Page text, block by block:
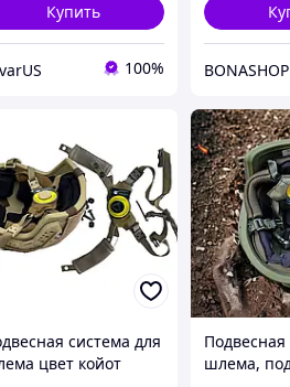
Купить
100% BONASHOP
система для
цвет койот
Подвесная
шлема,